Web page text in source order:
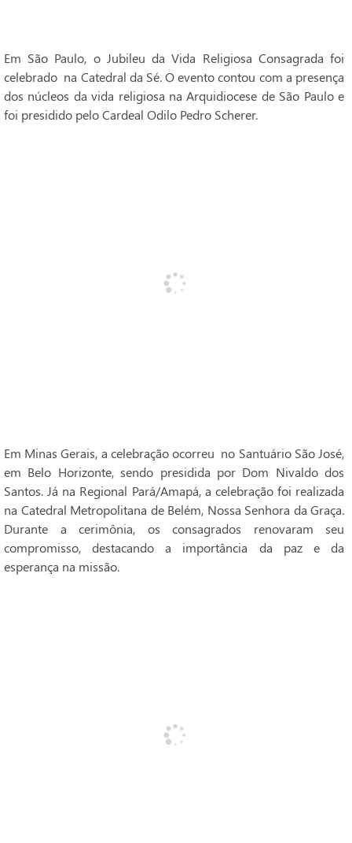
Em São Paulo, o Jubileu da Vida Religiosa Consagrada foi
celebrado na Catedral da Sé. O evento contou com a presença
dos núcleos da vida religiosa na Arquidiocese de São Paulo e
foi presidido pelo Cardeal Odilo Pedro Scherer.
Em Minas Gerais, a celebração ocorreu no Santuário São José,
em Belo Horizonte, sendo presidida por Dom Nivaldo dos
Santos. Já na Regional Pará/Amapá, a celebração foi realizada
na Catedral Metropolitana de Belém, Nossa Senhora da Graça.
Durante a cerimônia, os consagrados renovaram seu
compromisso, destacando a importância da paz e da
esperança na missão.